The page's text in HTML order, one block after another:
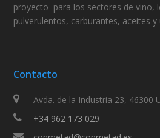
proyecto para los sectores de vino,
pulverulentos, carburantes, aceites y
Contacto
Avda. de la Industria 23, 46300
+34 962 173 029